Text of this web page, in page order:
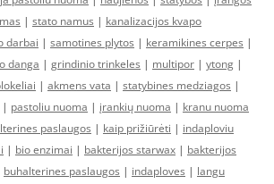
| stato namus | kanalizacijos kvapo
darbai | samotines plytos | keramikines cerpes |
danga | grindinio trinkeles | multipor | ytong |
| akmens vata | statybines medziagos |
| pastoliu nuoma | įrankių nuoma | kranu nuoma
paslaugos | kaip prižiūrėti | indaploviu
| bio enzimai | bakterijos starwax | bakterijos
buhalterines paslaugos | indaploves | langu